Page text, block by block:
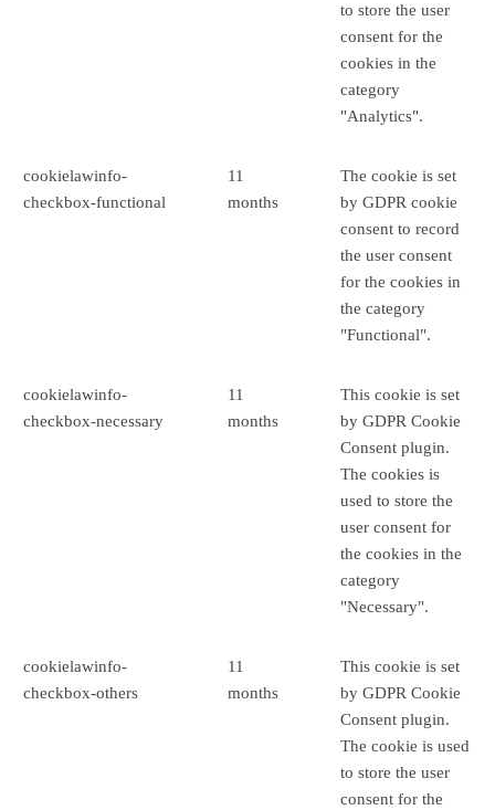
to store the user
consent for the
cookies in the
category
"Analytics".
cookielawinfo-
checkbox-functional
11
months
The cookie is set
by GDPR cookie
consent to record
the user consent
for the cookies in
the category
"Functional".
cookielawinfo-
checkbox-necessary
11
months
This cookie is set
by GDPR Cookie
Consent plugin.
The cookies is
used to store the
user consent for
the cookies in the
category
"Necessary".
cookielawinfo-
checkbox-others
11
months
This cookie is set
by GDPR Cookie
Consent plugin.
The cookie is used
to store the user
consent for the